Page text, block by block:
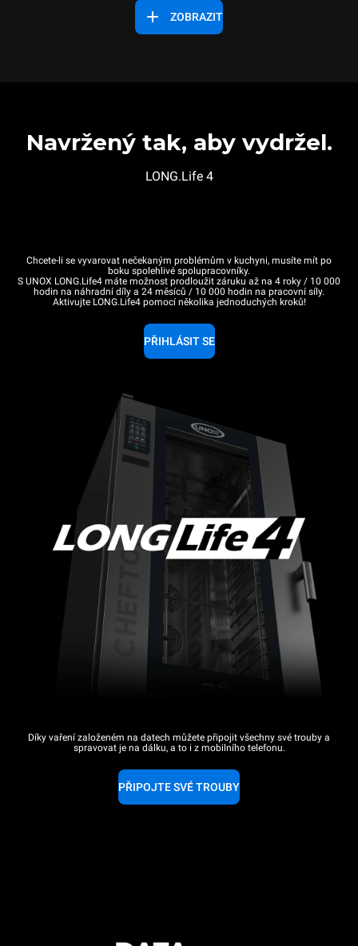
ZOBRAZIT
Navržený tak, aby vydržel.
LONG.Life 4
Chcete-li se vyvarovat nečekaným problémům v kuchyni, musíte mít po
boku spolehlivé spolupracovníky.
S UNOX LONG.Life4 máte možnost prodloužit záruku až na 4 roky / 10 000
hodin na náhradní díly a 24 měsíců / 10 000 hodin na pracovní síly.
Aktivujte LONG.Life4 pomocí několika jednoduchých kroků!
PŘIHLÁSIT SE
Díky vaření založeném na datech můžete připojit všechny své trouby a
spravovat je na dálku, a to i z mobilního telefonu.
PŘIPOJTE SVÉ TROUBY